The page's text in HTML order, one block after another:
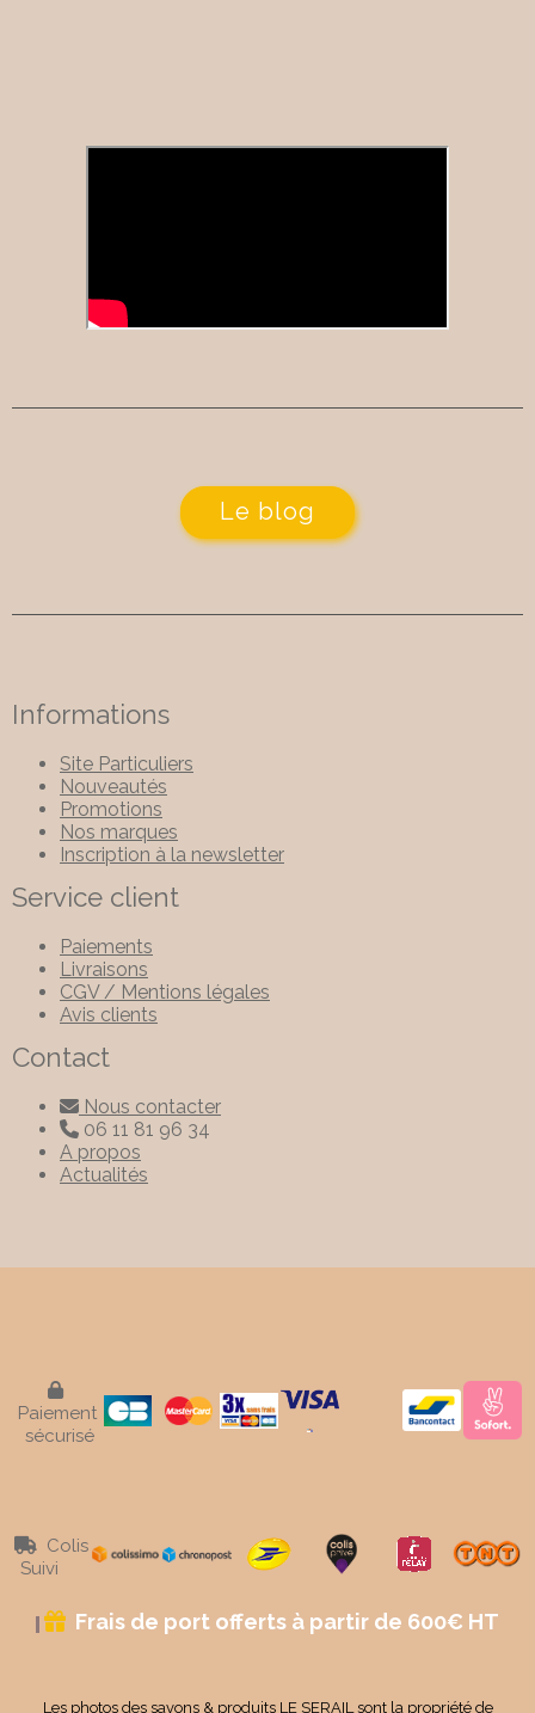
Le blog
Informations
Site Particuliers
Nouveautés
Promotions
Nos marques
Inscription à la newsletter
Service client
Paiements
Livraisons
CGV / Mentions légales
Avis clients
Contact
 Nous contacter
 06 11 81 96 34
A propos
Actualités

Paiement
sécurisé

Colis
Suivi
 Frais de port offerts à partir de 600€ HT
Les photos des savons & produits LE SERAIL sont la propriété de